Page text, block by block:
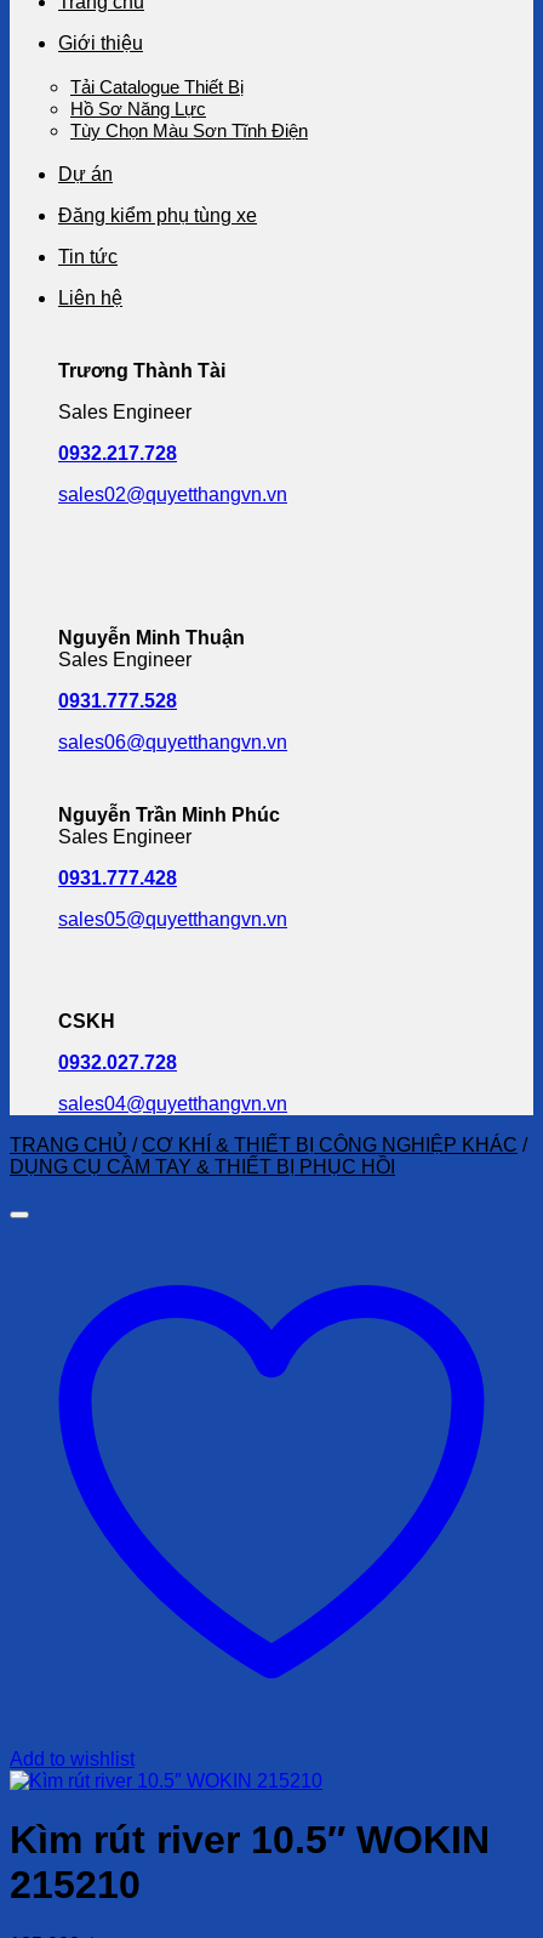
Giới thiệu
Tải Catalogue Thiết Bị
Hồ Sơ Năng Lực
Tùy Chọn Màu Sơn Tĩnh Điện
Dự án
Đăng kiểm phụ tùng xe
Tin tức
Liên hệ
Trương Thành Tài
Sales Engineer
0932.217.728
sales02@quyetthangvn.vn
Nguyễn Minh Thuận
Sales Engineer
0931.777.528
sales06@quyetthangvn.vn
Nguyễn Trần Minh Phúc
Sales Engineer
0931.777.428
sales05@quyetthangvn.vn
CSKH
0932.027.728
sales04@quyetthangvn.vn
TRANG CHỦ / CƠ KHÍ & THIẾT BỊ CÔNG NGHIỆP KHÁC /
DỤNG CỤ CẦM TAY & THIẾT BỊ PHỤC HỒI
Add to wishlist
Kìm rút river 10.5″ WOKIN
215210